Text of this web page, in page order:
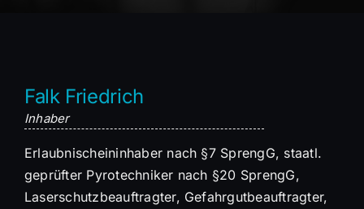
Falk Friedrich
Inhaber
Erlaubnischeininhaber nach §7 SprengG, staatl.
geprüfter Pyrotechniker nach §20 SprengG,
Laserschutzbeauftragter, Gefahrgutbeauftragter,